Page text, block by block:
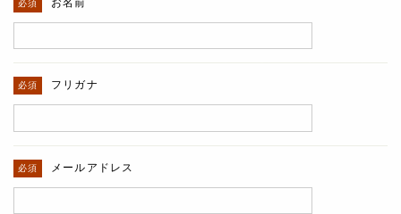
お名前
フリガナ
メールアドレス